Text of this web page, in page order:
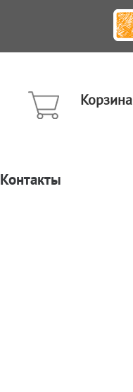
Корзина
Контакты